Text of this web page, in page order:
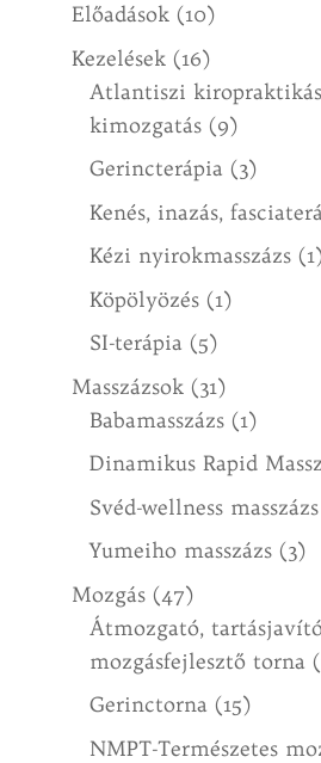
Előadások(10)
Kezelések (16)
Atlantiszi
kimozgatás(9)
Gerincterápia (3)
Kenés, inazás,
Kézi nyirokmasszázs
Köpölyözés(1)
SI-terápia (5)
Masszázsok (31)
Babamasszázs(1)
Dinamikus Rapid
Svéd-wellness masszázs
Yumeiho masszázs(3)
Mozgás(47)
Átmozgató,
mozgásfejlesztő torna
Gerinctorna (15)
NMPT-Természetes